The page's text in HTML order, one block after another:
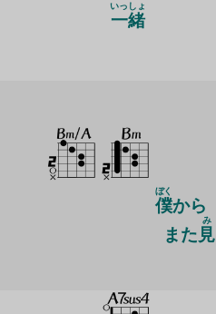
一緒
いっしょ
僕
ぼく
から
また 見
み